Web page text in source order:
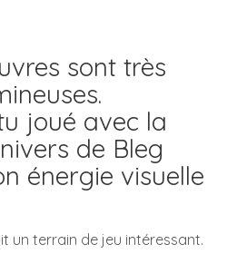
sont très
joué avec la
de Bleg
énergie visuelle
un terrain de jeu intéressant.